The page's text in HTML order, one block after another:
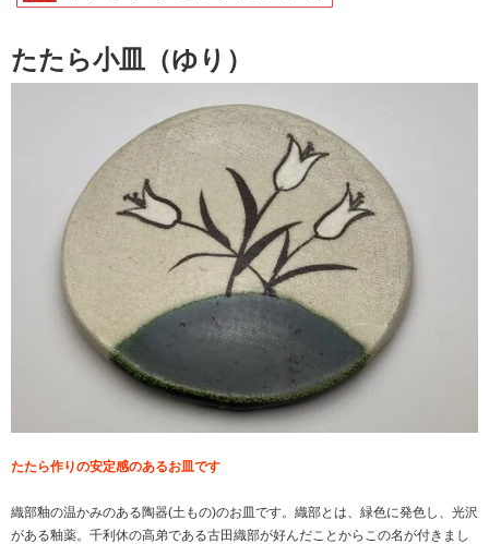
たたら小皿（ゆり）
たたら作りの安定感のあるお皿です
織部釉の温かみのある陶器(土もの)のお皿です。織部とは、緑色に発色し、光沢
がある釉薬。千利休の高弟である古田織部が好んだことからこの名が付きまし